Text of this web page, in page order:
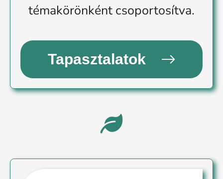
témakörönként csoportosítva.
Tapasztalatok